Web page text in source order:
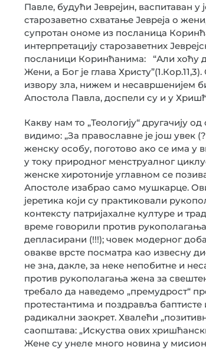
Павле, будући Јеврејин, васпитаван у
старозаветно схватање Јевреја о
супротан ономе из посланица
интерпретацију старозаветних
посланици Коринћанима: “Али хоћу
Жени, а Бог је глава
извору зла, нижем и несавршенијем
Апостола Павла, доспели су и у
Какву нам то „Теологију“ другачију
видимо: „За православне је још увек
женску особу, поготово ако се има у
у току природног менструалног
женске хиротоније углавном се
Апостоле изабрао само мушкарце.
јеретика који су практиковали
контексту патријахалне културе и
време говорили против
депласирани (!!!); човек модерног
овакве врсте посматра као извесну
не зна, дакле, за неке непобитне и
против рукополагања жена за
требало да наведемо „премудрост“
протестантима и поздравља
радикални заокрет. Хвалећи
саопштава: „Искуства ових
Жене су унеле много новина у